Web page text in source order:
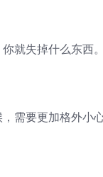
就失掉什么东西。
需要更加格外小心